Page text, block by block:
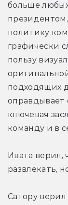
больше
политику
графически
пользу
подходящих
оправдывает
ключевая
команду и в
Ивата верил,
развлекать,
Сатору